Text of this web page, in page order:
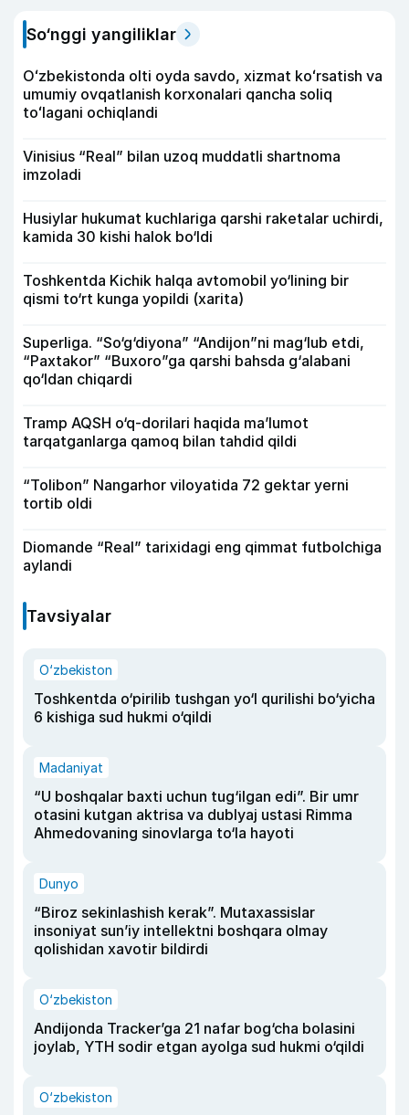
So‘nggi yangiliklar
Oʻzbekistonda olti oyda savdo, xizmat koʻrsatish va
umumiy ovqatlanish korxonalari qancha soliq
toʻlagani ochiqlandi
Vinisius “Real” bilan uzoq muddatli shartnoma
imzoladi
Husiylar hukumat kuchlariga qarshi raketalar uchirdi,
kamida 30 kishi halok bo‘ldi
Toshkentda Kichik halqa avtomobil yo‘lining bir
qismi to‘rt kunga yopildi (xarita)
Superliga. “So‘g‘diyona” “Andijon”ni mag‘lub etdi,
“Paxtakor” “Buxoro”ga qarshi bahsda g‘alabani
qo‘ldan chiqardi
Tramp AQSH o‘q-dorilari haqida ma’lumot
tarqatganlarga qamoq bilan tahdid qildi
“Tolibon” Nangarhor viloyatida 72 gektar yerni
tortib oldi
Diomande “Real” tarixidagi eng qimmat futbolchiga
aylandi
Tavsiyalar
O‘zbekiston
Toshkentda o‘pirilib tushgan yo‘l qurilishi bo‘yicha
6 kishiga sud hukmi o‘qildi
Madaniyat
“U boshqalar baxti uchun tug‘ilgan edi”. Bir umr
otasini kutgan aktrisa va dublyaj ustasi Rimma
Ahmedovaning sinovlarga to‘la hayoti
Dunyo
“Biroz sekinlashish kerak”. Mutaxassislar
insoniyat sun’iy intellektni boshqara olmay
qolishidan xavotir bildirdi
O‘zbekiston
Andijonda Tracker’ga 21 nafar bog‘cha bolasini
joylab, YTH sodir etgan ayolga sud hukmi o‘qildi
O‘zbekiston